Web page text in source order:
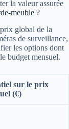
la valeur assurée
meuble ?
global de la
de surveillance,
les options dont
budget mensuel.
sur le prix
(€)